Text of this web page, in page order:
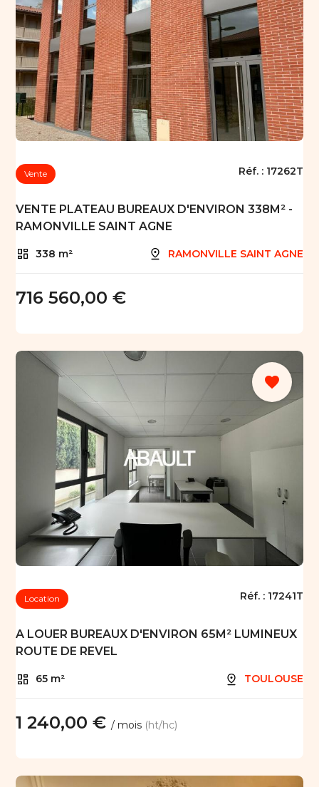
Vente Réf. : 17262T
VENTE PLATEAU BUREAUX D'ENVIRON 338M² -
RAMONVILLE SAINT AGNE
338 m² RAMONVILLE SAINT AGNE
716 560,00 €
favorite
Location Réf. : 17241T
A LOUER BUREAUX D'ENVIRON 65M² LUMINEUX
ROUTE DE REVEL
65 m² TOULOUSE
1 240,00 €/ mois (ht/hc)